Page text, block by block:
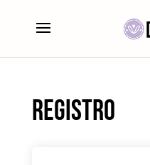
Registro